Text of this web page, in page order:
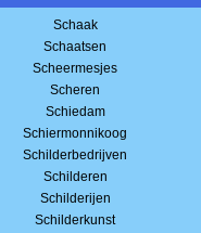
Schaak
Schaatsen
Scheermesjes
Scheren
Schiedam
Schiermonnikoog
Schilderbedrijven
Schilderen
Schilderijen
Schilderkunst